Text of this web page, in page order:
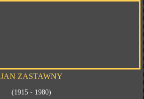
JAN ZASTAWNY
(1915 - 1980)